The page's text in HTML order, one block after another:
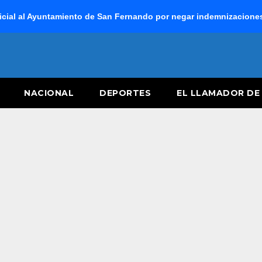
al Ayuntamiento de San Fernando por negar
NACIONAL DEPORTES EL LLAMADOR